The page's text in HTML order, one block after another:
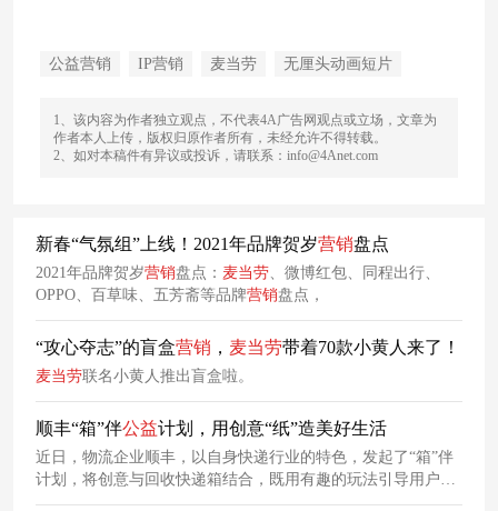
公益营销 IP营销 麦当劳 无厘头动画短片
1、该内容为作者独立观点，不代表4A广告网观点或立场，文章为
作者本人上传，版权归原作者所有，未经允许不得转载。
2、如对本稿件有异议或投诉，请联系：info@4Anet.com
新春“气氛组”上线！2021年品牌贺岁营销盘点
2021年品牌贺岁营销盘点： 麦当劳 、微博红包、同程出行、
OPPO、百草味、五芳斋等品牌营销盘点，
“攻心夺志”的盲盒营销 ， 麦当劳带着70款小黄人来了！
麦当劳联名小黄人推出盲盒啦。
顺丰“箱”伴公益计划，用创意“纸”造美好生活
近日，物流企业顺丰，以自身快递行业的特色，发起了“箱”伴
计划，将创意与回收快递箱结合，既用有趣的玩法引导用户加
入环保公益，也让用户在参与公益中更了解品牌。